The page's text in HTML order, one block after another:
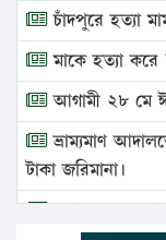
চাঁদপুরে হত্যা
মাকে হত্যা করে
আগামী ২৮ মে
ভ্রাম্যমাণ
টাকা জরিমানা।
এবার লঞ্চের